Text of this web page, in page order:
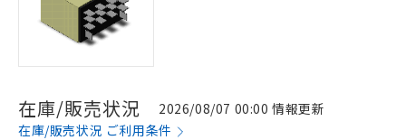
在庫/販売状況
2026/08/07 00:00 情報更新
在庫/販売状況 ご利用条件